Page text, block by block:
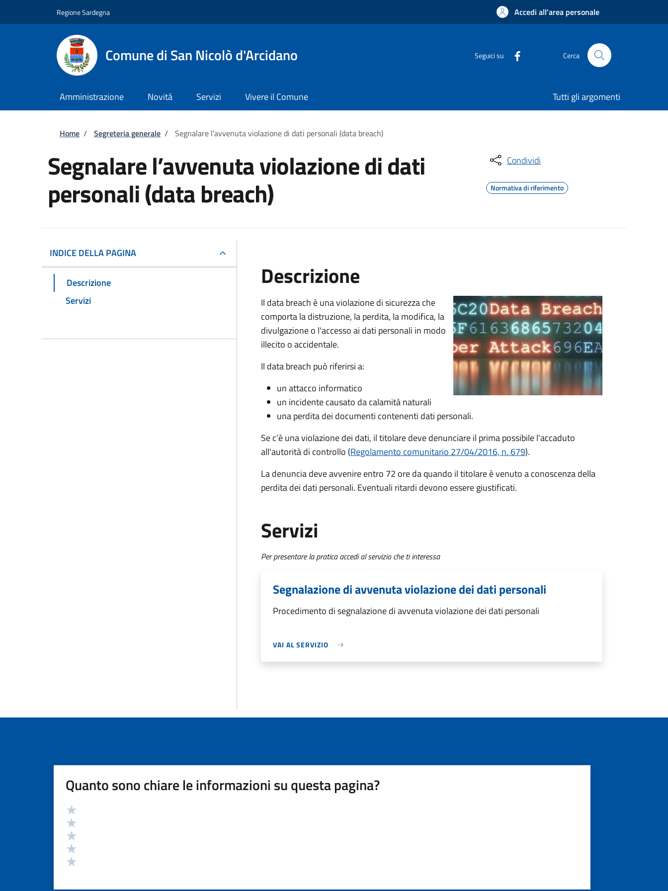
Regione Sardegna Accedi all'area personale
Comune di San Nicolò d'Arcidano Seguici su Cerca
Amministrazione Novità Servizi Vivere il Comune Tutti gli argomenti
Briciole di pane
Home / Segreteria generale / Segnalare l’avvenuta violazione di dati personali (data breach)
Segnalare l’avvenuta violazione di dati
personali (data breach)
Condividi
Normativa di riferimento
INDICE DELLA PAGINA
Descrizione
Servizi
Descrizione
Il data breach è una violazione di sicurezza che
comporta la distruzione, la perdita, la modifica, la
divulgazione o l'accesso ai dati personali in modo
illecito o accidentale.
Il data breach può riferirsi a:
un attacco informatico
un incidente causato da calamità naturali
una perdita dei documenti contenenti dati personali.
Se c’è una violazione dei dati, il titolare deve denunciare il prima possibile l'accaduto
all'autorità di controllo (Regolamento comunitario 27/04/2016, n. 679).
La denuncia deve avvenire entro 72 ore da quando il titolare è venuto a conoscenza della
perdita dei dati personali. Eventuali ritardi devono essere giustificati.
Servizi
Per presentare la pratica accedi al servizio che ti interessa
Segnalazione di avvenuta violazione dei dati personali
Procedimento di segnalazione di avvenuta violazione dei dati personali
VAI AL SERVIZIO
Quanto sono chiare le informazioni su questa pagina?
Valutazione